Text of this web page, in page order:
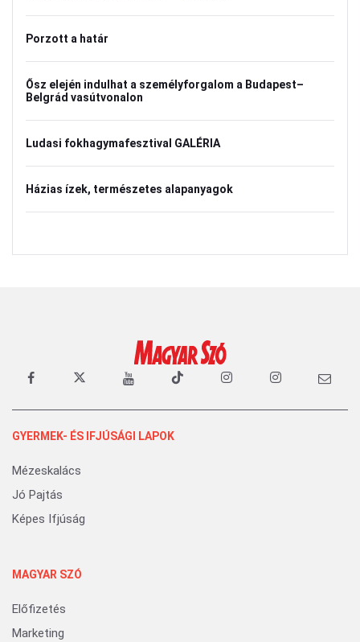
Porzott a határ
Ősz elején indulhat a személyforgalom a Budapest–
Belgrád vasútvonalon
Ludasi fokhagymafesztival GALÉRIA
Házias ízek, természetes alapanyagok
GYERMEK- ÉS IFJÚSÁGI LAPOK
Mézeskalács
Jó Pajtás
Képes Ifjúság
MAGYAR SZÓ
Előfizetés
Marketing